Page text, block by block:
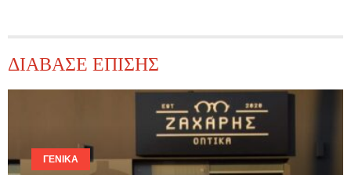
ΔΙΑΒΑΣΕ ΕΠΙΣΗΣ
ΓΕΝΙΚΆ